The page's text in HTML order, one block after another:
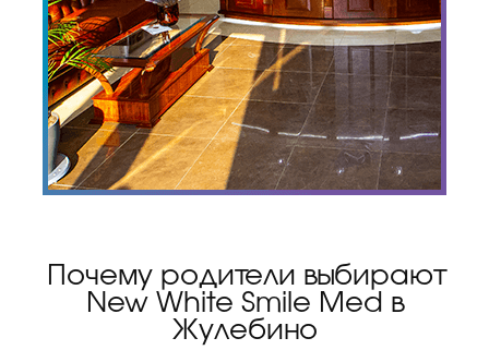
Почему родители выбирают
New White Smile Med в
Жулебино